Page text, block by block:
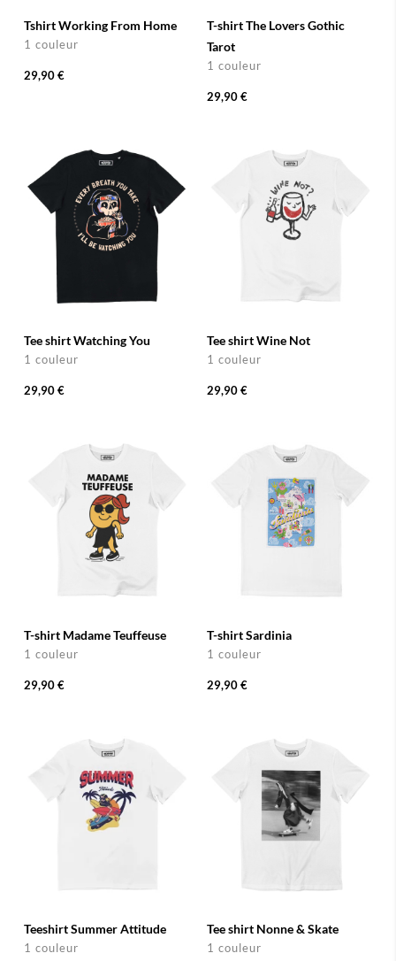
Tshirt Working From Home
1 couleur
29,90 €
T-shirt The Lovers Gothic
Tarot
1 couleur
29,90 €
Tee shirt Watching You
1 couleur
29,90 €
Tee shirt Wine Not
1 couleur
29,90 €
T-shirt Madame Teuffeuse
1 couleur
29,90 €
T-shirt Sardinia
1 couleur
29,90 €
Teeshirt Summer Attitude
1 couleur
Tee shirt Nonne & Skate
1 couleur